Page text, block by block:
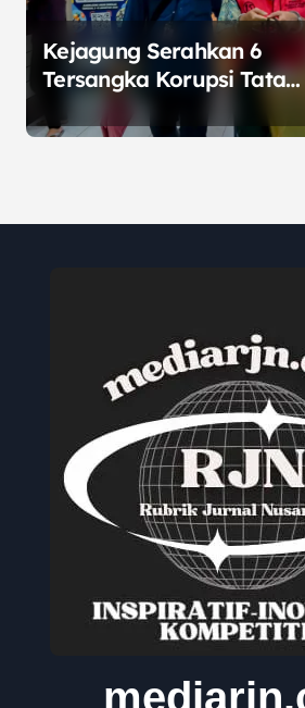
Kejagung Serahkan 6
Tersangka Korupsi Tata
Kelola Minyak ke Penuntut
Umum